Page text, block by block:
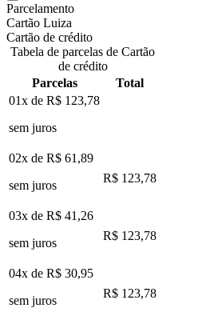
Parcelamento
Cartão Luiza
Cartão de crédito
Tabela de parcelas de Cartão
de crédito
Parcelas
Total
01x de R$ 123,78
sem juros
02x de R$ 61,89
sem juros
R$ 123,78
03x de R$ 41,26
sem juros
R$ 123,78
04x de R$ 30,95
sem juros
R$ 123,78